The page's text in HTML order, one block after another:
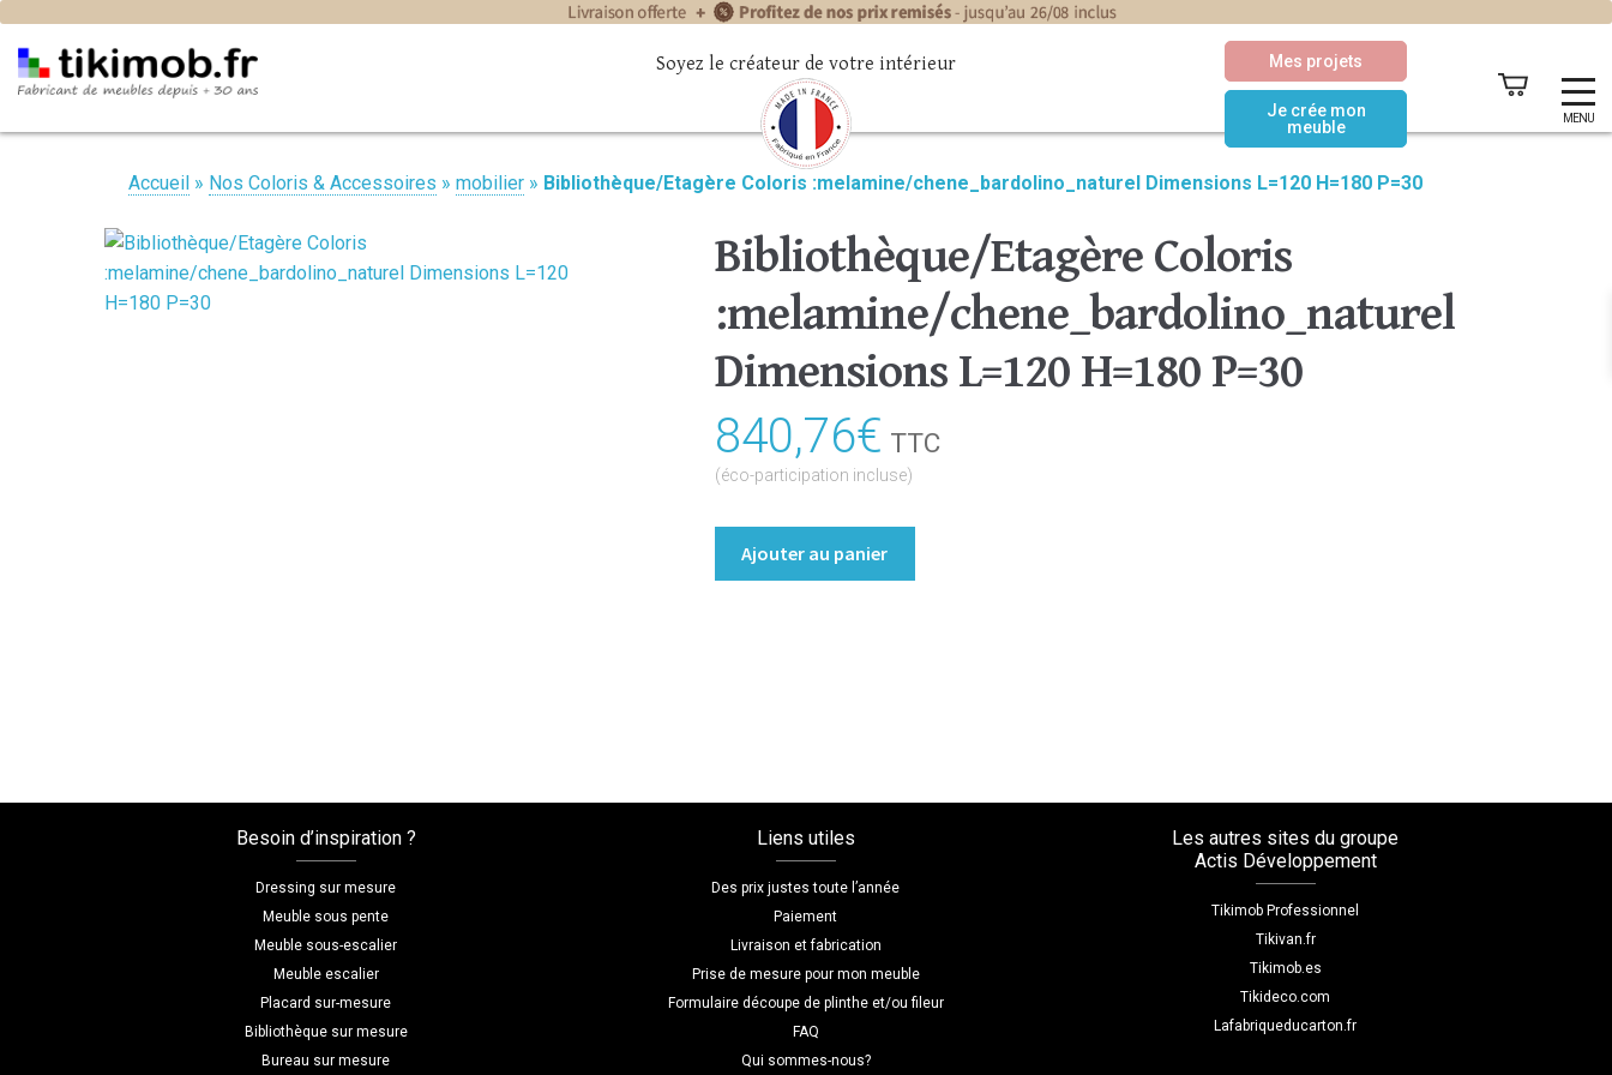
MENU
Mes projets
Je crée mon
meuble
Soyez le créateur de votre intérieur
Accueil » Nos Coloris & Accessoires » mobilier » Bibliothèque/Etagère Coloris :melamine/chene_bardolino_naturel Dimensions L=120 H=180 P=30
Bibliothèque/Etagère Coloris
:melamine/chene_bardolino_naturel
Dimensions L=120 H=180 P=30
840,76€ TTC
(éco-participation incluse)
Ajouter au panier
Besoin d’inspiration ?
Dressing sur mesure
Meuble sous pente
Meuble sous-escalier
Meuble escalier
Placard sur-mesure
Bibliothèque sur mesure
Bureau sur mesure
Liens utiles
Des prix justes toute l’année
Paiement
Livraison et fabrication
Prise de mesure pour mon meuble
Formulaire découpe de plinthe et/ou fileur
FAQ
Qui sommes-nous?
Les autres sites du groupe
Actis Développement
Tikimob Professionnel
Tikivan.fr
Tikimob.es
Tikideco.com
Lafabriqueducarton.fr